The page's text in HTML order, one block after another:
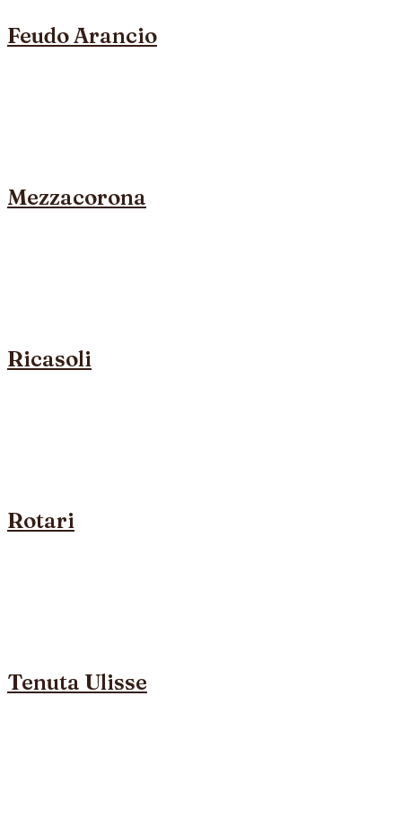
Feudo Arancio
Mezzacorona
Ricasoli
Rotari
Tenuta Ulisse